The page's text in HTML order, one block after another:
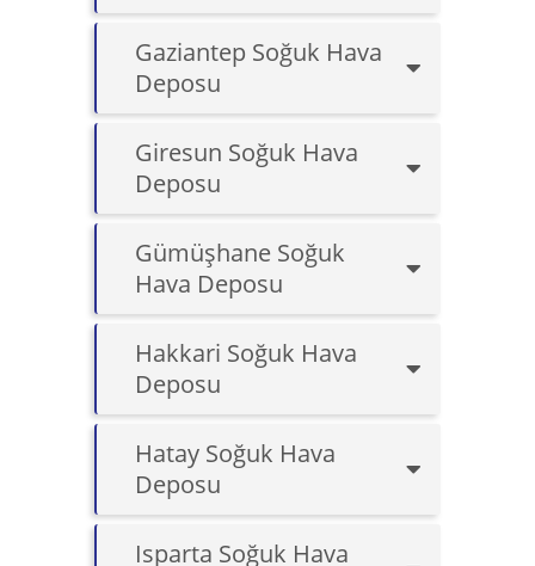
Gaziantep Soğuk Hava
Deposu
Giresun Soğuk Hava
Deposu
Gümüşhane Soğuk
Hava Deposu
Hakkari Soğuk Hava
Deposu
Hatay Soğuk Hava
Deposu
Isparta Soğuk Hava